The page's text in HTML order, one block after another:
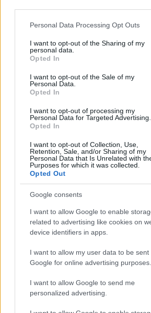
Please note that this website/app uses one
not limited to your visit or usage behaviour.
grant or deny consent to Google and its
use your data for below specified purposes
consent section.
Personal Data Processing Opt Outs
I want to opt-out of the Sharing of my
personal data.
Opted In
I want to opt-out of the Sale of my
Personal Data.
Opted In
I want to opt-out of processing my
Personal Data for Targeted Advertising.
Opted In
I want to opt-out of Collection, Use,
Retention, Sale, and/or Sharing of my
Personal Data that Is Unrelated with
Purposes for which it was collected.
Opted Out
Google consents
I want to allow Google to enable
related to advertising like cookies on
device identifiers in apps.
I want to allow my user data to be sent
Google for online advertising purposes.
I want to allow Google to send me
personalized advertising.
AJÁNLJUK MÉG
Országos hírek
Megérkezett az eső a Duna
Országos hírek